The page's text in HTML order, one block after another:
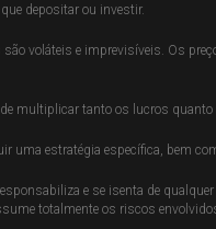
depositar ou investir.
voláteis e imprevisíveis. Os
multiplicar tanto os lucros
uma estratégia específica, bem
e se isenta de
totalmente os riscos